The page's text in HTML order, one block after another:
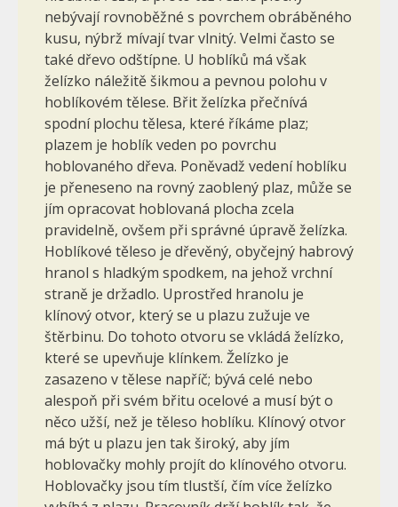
nebývají rovnoběžné s povrchem obráběného
kusu, nýbrž mívají tvar vlnitý. Velmi často se
také dřevo odštípne. U hoblíků má však
želízko náležitě šikmou a pevnou polohu v
hoblíkovém tělese. Břit želízka přečnívá
spodní plochu tělesa, které říkáme plaz;
plazem je hoblík veden po povrchu
hoblovaného dřeva. Poněvadž vedení hoblíku
je přeneseno na rovný zaoblený plaz, může se
jím opracovat hoblovaná plocha zcela
pravidelně, ovšem při správné úpravě želízka.
Hoblíkové těleso je dřevěný, obyčejný habrový
hranol s hladkým spodkem, na jehož vrchní
straně je držadlo. Uprostřed hranolu je
klínový otvor, který se u plazu zužuje ve
štěrbinu. Do tohoto otvoru se vkládá želízko,
které se upevňuje klínkem. Želízko je
zasazeno v tělese napříč; bývá celé nebo
alespoň při svém břitu ocelové a musí být o
něco užší, než je těleso hoblíku. Klínový otvor
má být u plazu jen tak široký, aby jím
hoblovačky mohly projít do klínového otvoru.
Hoblovačky jsou tím tlustší, čím více želízko